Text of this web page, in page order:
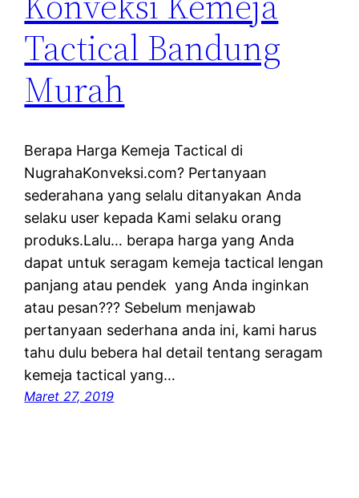
Tactical Bandung
Murah
Berapa Harga Kemeja Tactical di
NugrahaKonveksi.com? Pertanyaan
sederahana yang selalu ditanyakan Anda
selaku user kepada Kami selaku orang
produks.Lalu… berapa harga yang Anda
dapat untuk seragam kemeja tactical lengan
panjang atau pendek yang Anda inginkan
atau pesan??? Sebelum menjawab
pertanyaan sederhana anda ini, kami harus
tahu dulu bebera hal detail tentang seragam
kemeja tactical yang…
Maret 27, 2019